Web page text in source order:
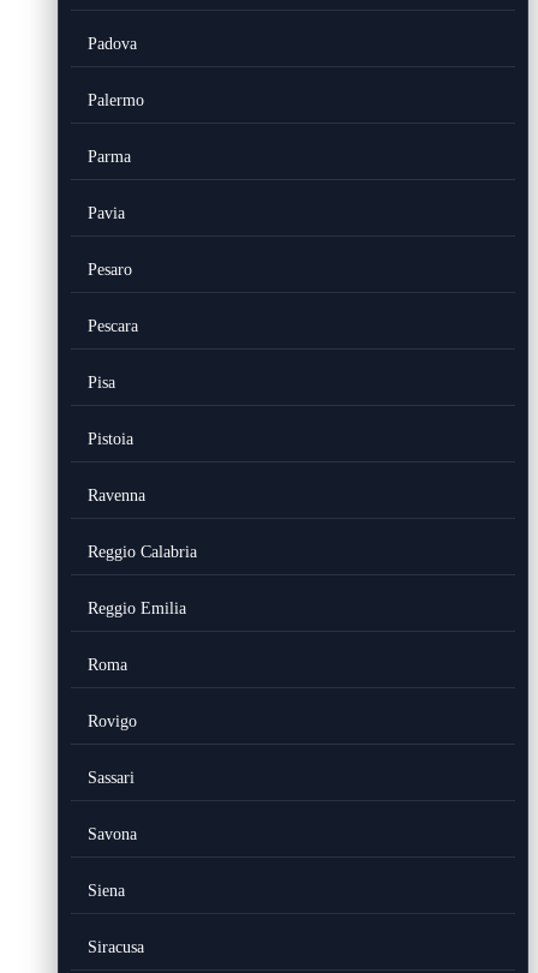
Padova
Palermo
Parma
Pavia
Pesaro
Pescara
Pisa
Pistoia
Ravenna
Reggio Calabria
Reggio Emilia
Roma
Rovigo
Sassari
Savona
Siena
Siracusa